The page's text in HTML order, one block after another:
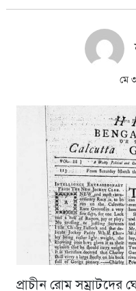
মে
প্রাচীন রোম সম্রাটদের